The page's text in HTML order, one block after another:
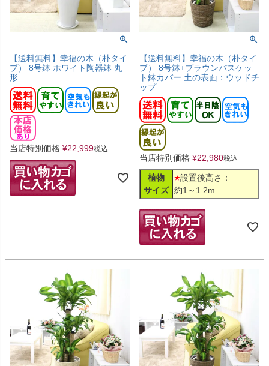
【送料無料】幸福の木（朴タイ
プ） 8号鉢 ホワイト陶器鉢 丸
形
当店特別価格 ¥22,999税込
【送料無料】幸福の木（朴タイ
プ） 8号鉢+ブラウンバスケッ
ト鉢カバー 土の表面：ウッドチ
ップ
当店特別価格 ¥22,980税込
植物
サイズ
設置後高さ：
約1～1.2m